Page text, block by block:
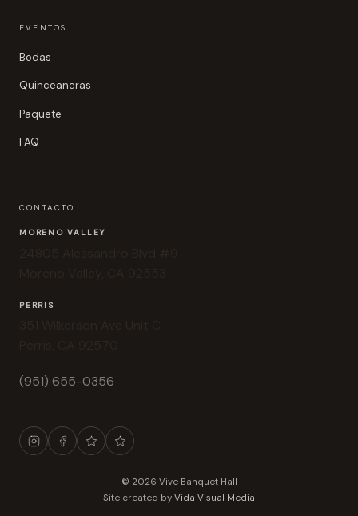
EVENTOS
Bodas
Quinceañeras
Paquete
FAQ
CONTACTO
MORENO VALLEY
PERRIS
(951) 655-0356
© 2026 Vive Banquet Hall
Site created by Vida Visual Media